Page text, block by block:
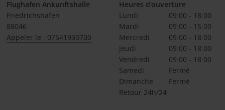
Flughafen Ankunftshalle
Friedrichshafen
88046
Appeler le : 07541930700
Heures d'ouverture
Lundi
09:00 - 18:00
Mardi
09:00 - 15:00
Mercredi
09:00 - 18:00
Jeudi
09:00 - 18:00
Vendredi
09:00 - 18:00
Samedi
Fermé
Dimanche
Fermé
Retour 24h/24